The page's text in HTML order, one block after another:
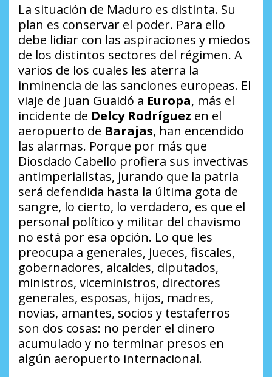
La situación de Maduro es distinta. Su
plan es conservar el poder. Para ello
debe lidiar con las aspiraciones y miedos
de los distintos sectores del régimen. A
varios de los cuales les aterra la
inminencia de las sanciones europeas. El
viaje de Juan Guaidó a Europa, más el
incidente de Delcy Rodríguez en el
aeropuerto de Barajas, han encendido
las alarmas. Porque por más que
Diosdado Cabello profiera sus invectivas
antimperialistas, jurando que la patria
será defendida hasta la última gota de
sangre, lo cierto, lo verdadero, es que el
personal político y militar del chavismo
no está por esa opción. Lo que les
preocupa a generales, jueces, fiscales,
gobernadores, alcaldes, diputados,
ministros, viceministros, directores
generales, esposas, hijos, madres,
novias, amantes, socios y testaferros
son dos cosas: no perder el dinero
acumulado y no terminar presos en
algún aeropuerto internacional.